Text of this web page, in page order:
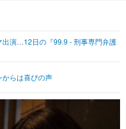
その他
出演…12日の『99.9 - 刑事専門弁護
からは喜びの声